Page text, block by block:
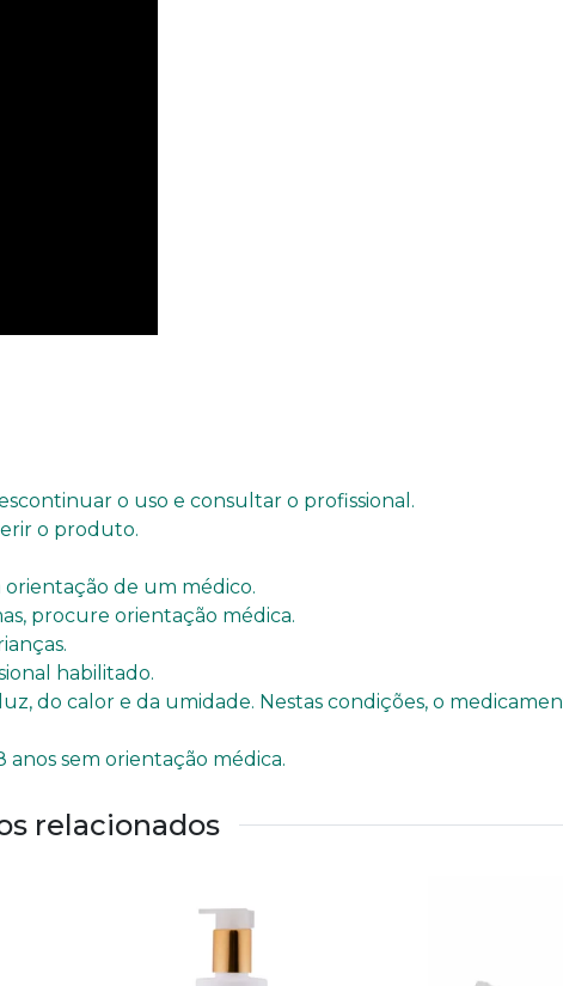
o uso e consultar o profissional.
o produto.
de um médico.
procure orientação médica.
habilitado.
do calor e da umidade. Nestas condições, o
sem orientação médica.
relacionados